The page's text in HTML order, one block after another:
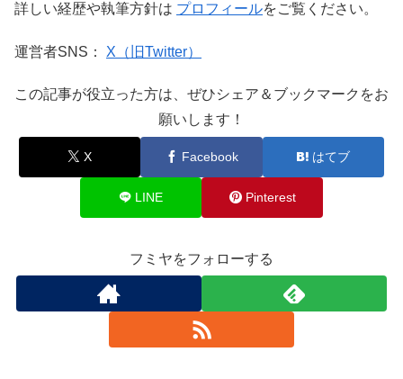
詳しい経歴や執筆方針は プロフィールをご覧ください。
運営者SNS： X（旧Twitter）
この記事が役立った方は、ぜひシェア＆ブックマークをお
願いします！
X Facebook はてブ
LINE Pinterest
フミヤをフォローする